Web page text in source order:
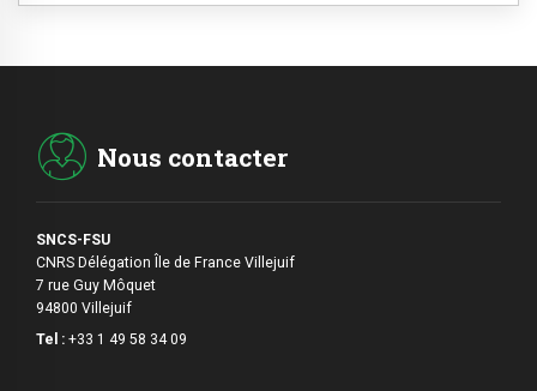
Nous contacter
SNCS-FSU
CNRS Délégation Île de France Villejuif
7 rue Guy Môquet
94800 Villejuif
Tel : +33 1 49 58 34 09